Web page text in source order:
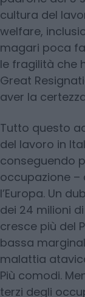
cultura del
welfare,
magari poca
le fragilità che
Great
aver la
Tutto questo
del lavoro in
conseguendo
occupazione –
l’Europa. Un
dei 24 milioni
cresce più del
bassa
malattia
Più comodi.
terzi degli